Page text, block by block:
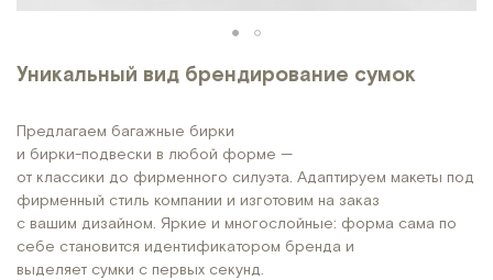
Уникальный вид брендирование сумок
Предлагаем багажные бирки
и бирки-подвески в любой форме —
от классики до фирменного силуэта. Адаптируем макеты под
фирменный стиль компании и изготовим на заказ
с вашим дизайном. Яркие и многослойные: форма сама по
себе становится идентификатором бренда и
выделяет сумки с первых секунд.